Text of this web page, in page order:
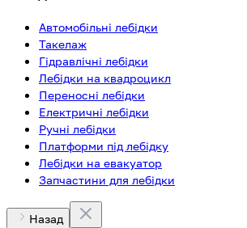
Автомобільні лебідки
Такелаж
Гідравлічні лебідки
Лебідки на квадроцикл
Переносні лебідки
Електричні лебідки
Ручні лебідки
Платформи під лебідку
Лебідки на евакуатор
Запчастини для лебідки
Назад